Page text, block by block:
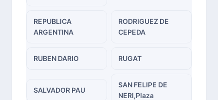
REPUBLICA
ARGENTINA
RODRIGUEZ DE
CEPEDA
RUBEN DARIO RUGAT
SALVADOR PAU
SAN FELIPE DE
NERI,Plaza